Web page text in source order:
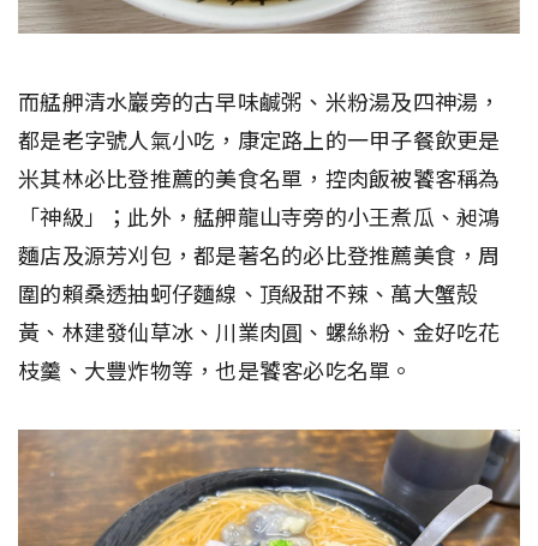
而艋舺清水巖旁的古早味鹹粥、米粉湯及四神湯，
都是老字號人氣小吃，康定路上的一甲子餐飲更是
米其林必比登推薦的美食名單，控肉飯被饕客稱為
「神級」；此外，艋舺龍山寺旁的小王煮瓜、昶鴻
麵店及源芳刈包，都是著名的必比登推薦美食，周
圍的賴桑透抽蚵仔麵線、頂級甜不辣、萬大蟹殻
黃、林建發仙草冰、川業肉圓、螺絲粉、金好吃花
枝羹、大豐炸物等，也是饕客必吃名單。